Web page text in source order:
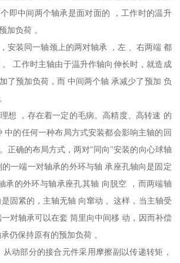
即中间两个轴承是面对面的 ，工作时的温升
加负荷 。
安装同一轴颈上的两对轴承 ，左 、右两端 都
工作时主轴由于温升作轴向伸长时，就造成
了预加负荷，而 中间两个轴 承减少了预加 负
想 ，存在着一定的毛病。高精度、高转速 的
中的任何一种布局方式安装都会影响主轴的回
正确的布局方式，两对"同向''安装的向心球轴
一端一对轴承的外环与轴 承座孔轴向是固定
承的外环与轴承座孔其轴 向脱空 ，而两端轴
固紧的，主轴无轴 向窜动 。这样，当主轴受
对轴承可以在套 筒里向中间移 动，因而补偿
仍保持原有的预加负荷 。
动部分的接合元件采用摩擦副以传递转矩，